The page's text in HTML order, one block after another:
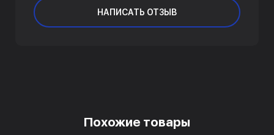
НАПИСАТЬ ОТЗЫВ
Похожие товары